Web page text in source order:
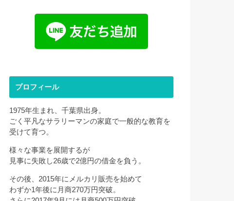
プロフィール
1975年生まれ、千葉県出身。
ごく平凡なサラリーマンの家庭で一般的な教育を
受けて育つ。
様々な事業を展開するが
見事に失敗し26歳で2億円の借金を負う。
その後、2015年にメルカリ販売を始めて
わずか1年後に月商270万円突破。